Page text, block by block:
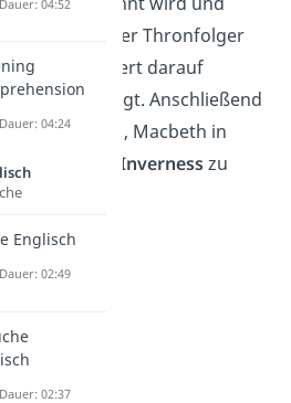
sein offizieller Thronfolger
reagiert darauf
beunruhigt. Anschließend
Duncan, Macbeth in
Schloss in
Invernesszu
04:52
04:24
Englisch
02:49
02:37